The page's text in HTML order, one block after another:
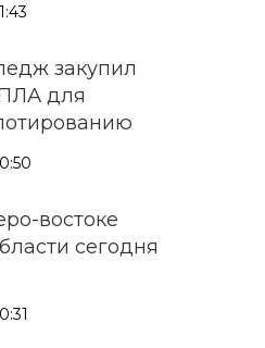
закупил
для
востоке
сегодня